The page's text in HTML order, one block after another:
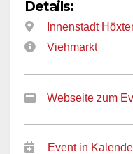
Details:
Innenstadt Höxter
Viehmarkt
Webseite zum
Event in